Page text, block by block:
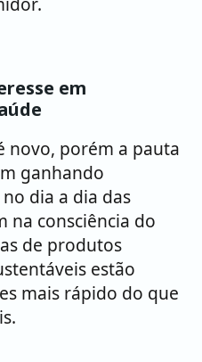
em
novo, porém a pauta
ganhando
dia a dia das
na consciência do
de produtos
estão
mais rápido do que